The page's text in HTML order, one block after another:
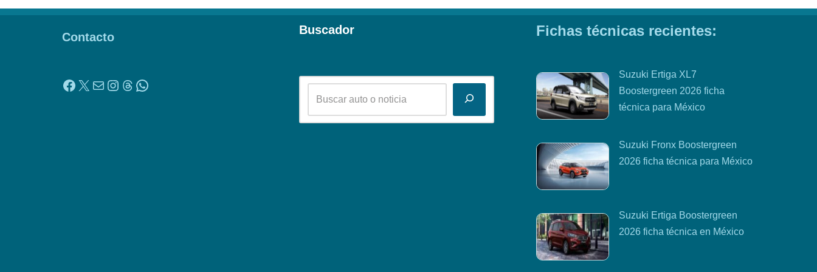
Contacto
Buscador Fichas técnicas recientes:
Suzuki Ertiga XL7
Boostergreen 2026 ficha
técnica para México
Suzuki Fronx Boostergreen
2026 ficha técnica para México
Suzuki Ertiga Boostergreen
2026 ficha técnica en México